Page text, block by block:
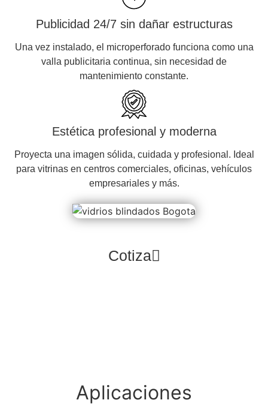
Publicidad 24/7 sin dañar estructuras
Una vez instalado, el microperforado funciona como una
valla publicitaria continua, sin necesidad de
mantenimiento constante.
Estética profesional y moderna
Proyecta una imagen sólida, cuidada y profesional. Ideal
para vitrinas en centros comerciales, oficinas, vehículos
empresariales y más.
Cotiza
Aplicaciones